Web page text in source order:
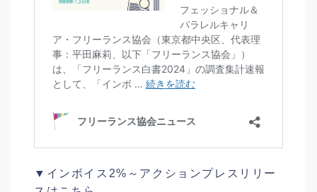
▼インボイス2%～アクションプレスリリー